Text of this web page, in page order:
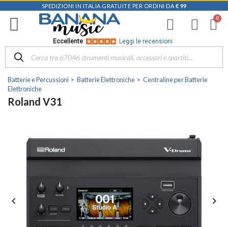
SPEDIZIONI IN ITALIA GRATUITE PER ORDINI DA € 99
Eccellente Leggi le recensioni
Batterie e Percussioni Batterie Elettroniche
Centraline per Batterie
Elettroniche
Roland V31
 